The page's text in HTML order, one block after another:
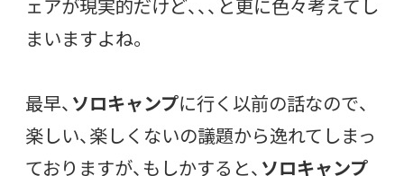
ェアが現実的だけど、、、と更に色々考えてし
まいますよね。
最早、 ソロキャンプに行く以前の話なので、
楽しい、楽しくないの議題から逸れてしまっ
ておりますが、もしかすると、 ソロキャンプ